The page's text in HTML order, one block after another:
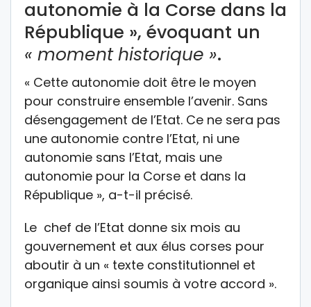
autonomie à la Corse dans la
République », évoquant un
« moment historique ».
« Cette autonomie doit être le moyen
pour construire ensemble l’avenir. Sans
désengagement de l’Etat. Ce ne sera pas
une autonomie contre l’Etat, ni une
autonomie sans l’Etat, mais une
autonomie pour la Corse et dans la
République », a-t-il précisé.
Le chef de l’Etat donne six mois au
gouvernement et aux élus corses pour
aboutir à un « texte constitutionnel et
organique ainsi soumis à votre accord ».